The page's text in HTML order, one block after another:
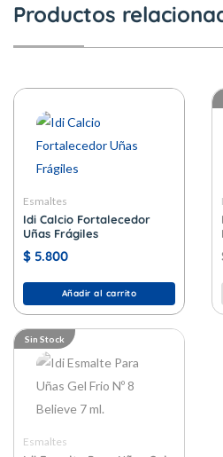
Productos
Esmaltes
Idi Calcio Fortalecedor
Uñas Frágiles
$ 5.800
Añadir al carrito
Sin Stock
Esmaltes